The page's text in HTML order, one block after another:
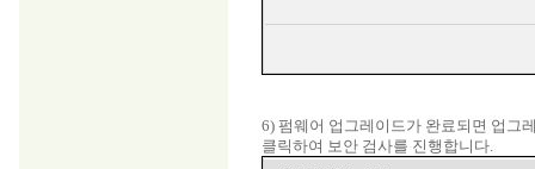
6) 펌웨어 업그레이드가 완료되면 업그
클릭하여 보안 검사를 진행합니다.